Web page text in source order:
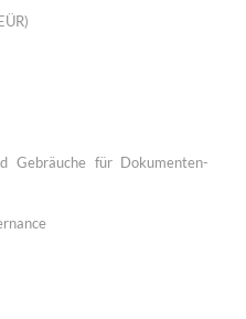
Gebräuche für Dokumenten-